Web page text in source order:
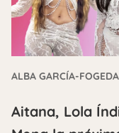
ALBA GARCÍA-FOGEDA
Aitana, Lola